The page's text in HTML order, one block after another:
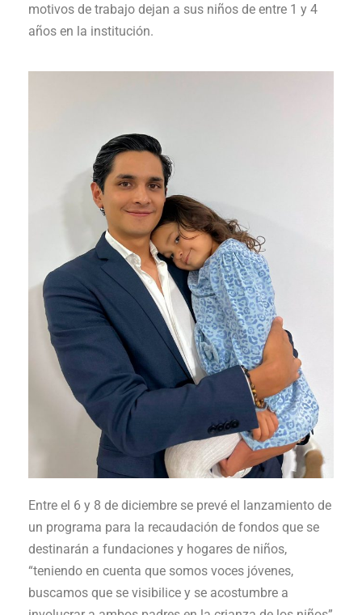
motivos de trabajo dejan a sus niños de entre 1 y 4
años en la institución.
Entre el 6 y 8 de diciembre se prevé el lanzamiento de
un programa para la recaudación de fondos que se
destinarán a fundaciones y hogares de niños,
“teniendo en cuenta que somos voces jóvenes,
buscamos que se visibilice y se acostumbre a